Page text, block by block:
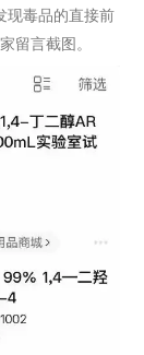
现毒品的直接前
留言截图。